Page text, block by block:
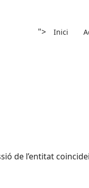
"> Inici
de l’entitat